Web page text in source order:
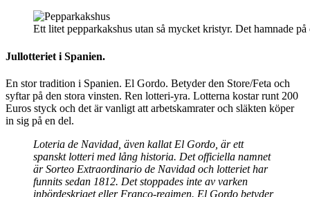
Ett litet pepparkakshus utan så mycket kristyr. Det hamnade på
Jullotteriet i Spanien.
En stor tradition i Spanien. El Gordo. Betyder den Store/Feta och
syftar på den stora vinsten. Ren lotteri-yra. Lotterna kostar runt 200
Euros styck och det är vanligt att arbetskamrater och släkten köper
in sig på en del.
Loteria de Navidad, även kallat El Gordo, är ett
spanskt lotteri med lång historia. Det officiella namnet
är Sorteo Extraordinario de Navidad och lotteriet har
funnits sedan 1812. Det stoppades inte av varken
inbördeskriget eller Franco-regimen. El Gordo betyder